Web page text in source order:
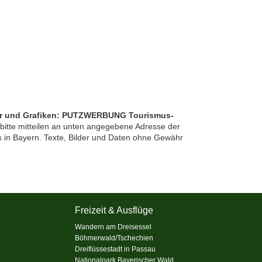
Grafiken: PUTZWERBUNG Tourismus-
mitteilen an unten angegebene Adresse der
Bayern. Texte, Bilder und Daten ohne Gewähr
Freizeit & Ausflüge
Wandern am Dreisessel
Böhmerwald/Tschechien
Dreiflüssestadt in Passau
Nationalpark Bayerischer Wald